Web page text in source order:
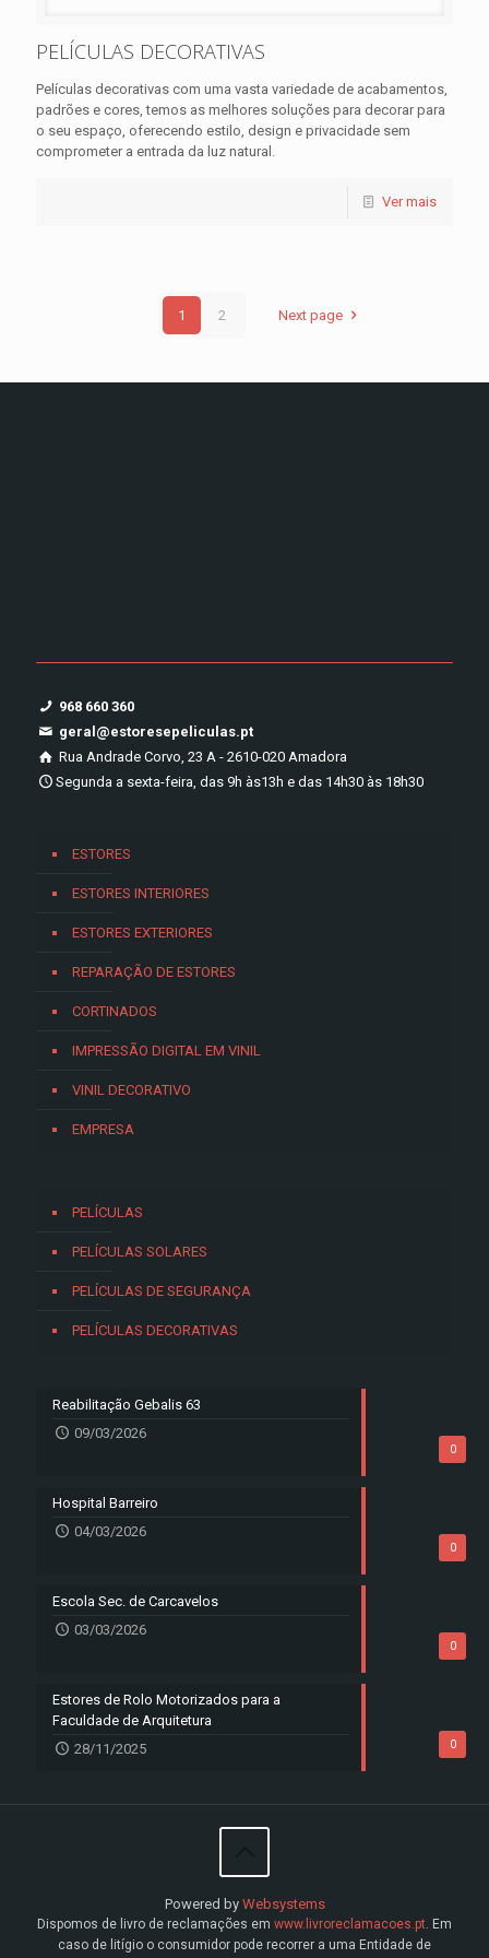
PELÍCULAS DECORATIVAS
Películas decorativas com uma vasta variedade de acabamentos,
padrões e cores, temos as melhores soluções para decorar para
o seu espaço, oferecendo estilo, design e privacidade sem
comprometer a entrada da luz natural.
Ver mais
1 2 Next page
968 660 360
geral@estoresepeliculas.pt
Rua Andrade Corvo, 23 A - 2610-020 Amadora
Segunda a sexta-feira, das 9h às13h e das 14h30 às 18h30
ESTORES
ESTORES INTERIORES
ESTORES EXTERIORES
REPARAÇÃO DE ESTORES
CORTINADOS
IMPRESSÃO DIGITAL EM VINIL
VINIL DECORATIVO
EMPRESA
PELÍCULAS
PELÍCULAS SOLARES
PELÍCULAS DE SEGURANÇA
PELÍCULAS DECORATIVAS
0
Reabilitação Gebalis 63
09/03/2026
0
Hospital Barreiro
04/03/2026
0
Escola Sec. de Carcavelos
03/03/2026
0
Estores de Rolo Motorizados para a
Faculdade de Arquitetura
28/11/2025
Powered by Websystems
Dispomos de livro de reclamações em www.livroreclamacoes.pt. Em
caso de litígio o consumidor pode recorrer a uma Entidade de